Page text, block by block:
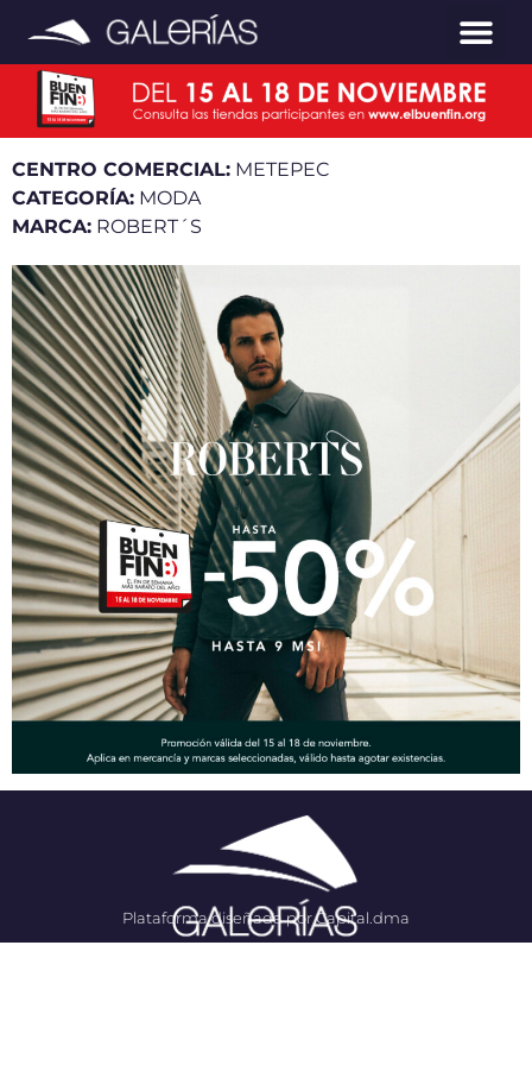
CENTRO COMERCIAL: METEPEC
CATEGORÍA: MODA
MARCA: ROBERT´S
Plataforma diseñada por Capital.dma